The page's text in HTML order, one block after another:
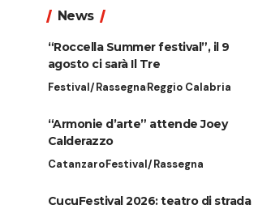
News
“Roccella Summer festival”, il 9
agosto ci sarà Il Tre
Festival/RassegnaReggio Calabria
“Armonie d’arte” attende Joey
Calderazzo
CatanzaroFestival/Rassegna
CucuFestival 2026: teatro di strada